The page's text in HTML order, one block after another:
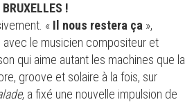
!
« Il nous restera ça »,
avec le musicien compositeur et
qui aime autant les machines que la
groove et solaire à la fois, sur
, a fixé une nouvelle impulsion de